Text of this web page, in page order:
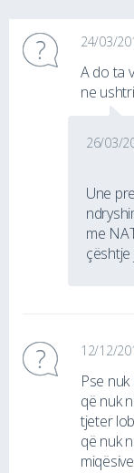
24/03/
A do ta
ne
26/03/
Une
me
12/12/
Pse
që nuk
tjeter
që nuk